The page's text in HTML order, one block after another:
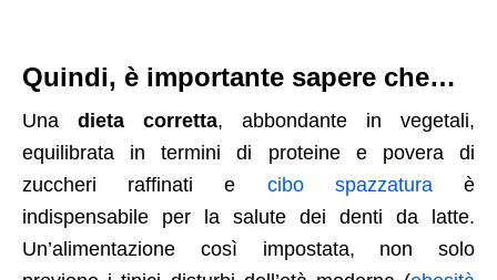
Quindi, è importante sapere che…
Una dieta corretta, abbondante in vegetali,
equilibrata in termini di proteine e povera di
zuccheri raffinati e cibo spazzaturaè
indispensabile per la salute dei denti da latte.
Un’alimentazione così impostata, non solo